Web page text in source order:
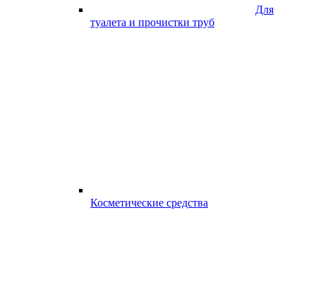
Для
туалета и прочистки труб
Косметические средства